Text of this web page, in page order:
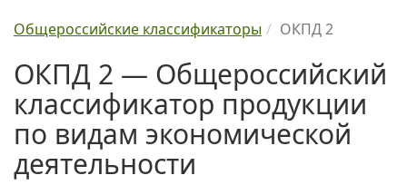
Общероссийские классификаторы ОКПД 2
ОКПД 2 — Общероссийский
классификатор продукции
по видам экономической
деятельности